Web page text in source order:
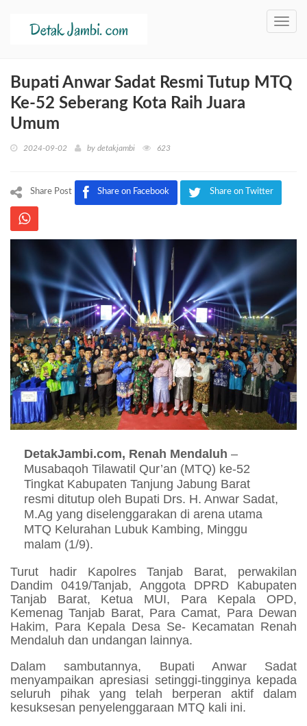
Bupati Anwar Sadat Resmi Tutup MTQ
Ke-52 Seberang Kota Raih Juara
Umum
2024-09-02 by detakjambi 623
Share Post Share on Facebook Share on Twitter
DetakJambi.com, Renah Mendaluh –
Musabaqoh Tilawatil Qur’an (MTQ) ke-52
Tingkat Kabupaten Tanjung Jabung Barat
resmi ditutup oleh Bupati Drs. H. Anwar Sadat,
M.Ag yang diselenggarakan di arena utama
MTQ Kelurahan Lubuk Kambing, Minggu
malam (1/9).
Turut hadir Kapolres Tanjab Barat, perwakilan
Dandim 0419/Tanjab, Anggota DPRD Kabupaten
Tanjab Barat, Ketua MUI, Para Kepala OPD,
Kemenag Tanjab Barat, Para Camat, Para Dewan
Hakim, Para Kepala Desa Se- Kecamatan Renah
Mendaluh dan undangan lainnya.
Dalam sambutannya, Bupati Anwar Sadat
menyampaikan apresiasi setinggi-tingginya kepada
seluruh pihak yang telah berperan aktif dalam
kesuksesan penyelenggaraan MTQ kali ini.